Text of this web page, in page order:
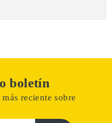
boletín
reciente sobre